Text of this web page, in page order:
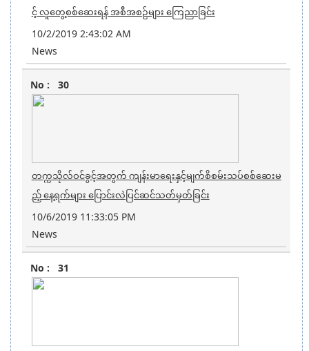
င့် လူတွေ့စစ်ဆေးရန် အစီအစဉ်များ ကြေညာခြင်း
10/2/2019 2:43:02 AM
News
30
တက္ကသိုလ်ဝင်ခွင့်အတွက် ကျန်းမာရေးနှင့်မျက်စိစမ်းသပ်စစ်ဆေးမ
ည့် နေ့ရက်များ ပြောင်းလဲပြင်ဆင်သတ်မှတ်ခြင်း
10/6/2019 11:33:05 PM
News
31